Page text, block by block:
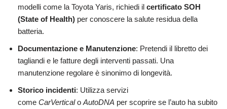
modelli come la Toyota Yaris, richiedi il certificato SOH
(State of Health) per conoscere la salute residua della
batteria.
Documentazione e Manutenzione: Pretendi il libretto dei
tagliandi e le fatture degli interventi passati. Una
manutenzione regolare è sinonimo di longevità.
Storico incidenti: Utilizza servizi
come CarVerticalo AutoDNA per scoprire se l’auto ha subito